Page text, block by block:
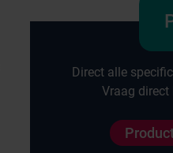
Direct alle
Vraag